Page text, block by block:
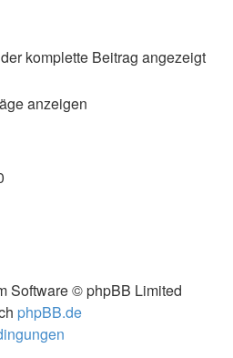
komplette Beitrag angezeigt
anzeigen
Software © phpBB Limited
phpBB.de